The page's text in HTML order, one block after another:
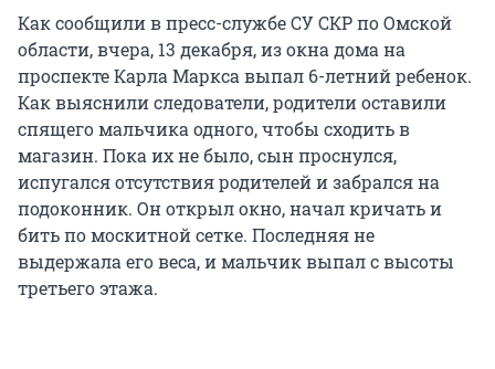
Как сообщили в пресс-службе СУ СКР по Омской
области, вчера, 13 декабря, из окна дома на
проспекте Карла Маркса выпал 6-летний ребенок.
Как выяснили следователи, родители оставили
спящего мальчика одного, чтобы сходить в
магазин. Пока их не было, сын проснулся,
испугался отсутствия родителей и забрался на
подоконник. Он открыл окно, начал кричать и
бить по москитной сетке. Последняя не
выдержала его веса, и мальчик выпал с высоты
третьего этажа.